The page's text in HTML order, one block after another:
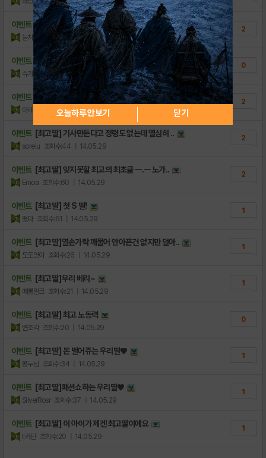
이벤트 [최고딸] 사교작의 폐해
늘처음 조회수:209 | 14.05.29
2
이벤트 [최고딸] 귀요미딸♥
슈가퀸 조회수:40 | 14.05.29
0
이벤트 [최고 딸] 시행착오를 겪었기에 더 애착이 가..
아레인샤 조회수:52 | 14.05.29
2
이벤트 [최고딸] 기사만든다고 정령도 없는데 열심히 ..
soreiu 조회수:44 | 14.05.29
2
이벤트 [최고딸] 잊지못할 최고의 최초클 ㅡ.ㅡ 노가..
Einoa 조회수:60 | 14.05.29
2
이벤트 [최고딸] 첫 S 딸!
떴다 조회수:61 | 14.05.29
1
이벤트 [최고딸]열손가락 깨물어 안아픈건 없지만 덜아..
도도연아 조회수:26 | 14.05.29
1
이벤트 [최고딸]우리 베리~
메롱밀크 조회수:21 | 14.05.29
1
이벤트 [최고딸] 최고 노동력
변조각 조회수:20 | 14.05.29
0
이벤트 [최고딸] 돈 벌어쥬는 우리딸♥
꽁누님 조회수:34 | 14.05.29
1
이벤트 [최고딸]패션쇼하는 우리딸♥
SilverRosr 조회수:37 | 14.05.29
1
이벤트 [최고딸] 이 아이가 제겐 최고딸이에요
ll카딘 조회수:20 | 14.05.29
1
오늘하루 안보기 닫기